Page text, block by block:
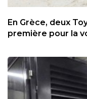
En Grèce, deux
première pour la